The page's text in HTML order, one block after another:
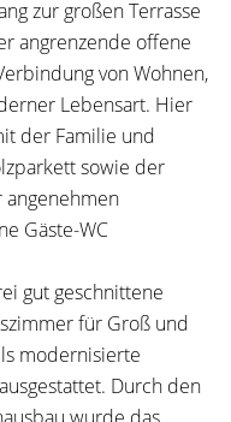
zur großen Terrasse
angrenzende offene
von Wohnen,
Lebensart. Hier
der Familie und
sowie der
angenehmen
Gäste-WC
gut geschnittene
für Groß und
modernisierte
Durch den